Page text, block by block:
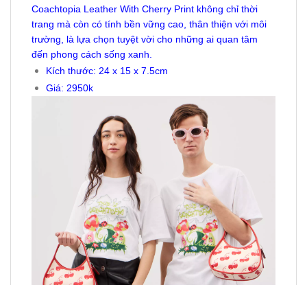
Coachtopia Leather With Cherry Print không chỉ thời
trang mà còn có tính bền vững cao, thân thiện với môi
trường, là lựa chọn tuyệt vời cho những ai quan tâm
đến phong cách sống xanh.
Kích thước: 24 x 15 x 7.5cm
Giá: 2950k